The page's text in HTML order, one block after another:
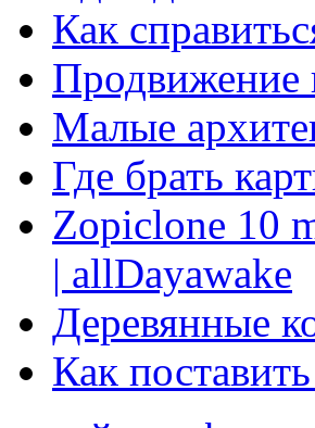
Как
Продвижение
Малые
Где брать
Zopiclone 10
| allDayawake
Деревянные
Как